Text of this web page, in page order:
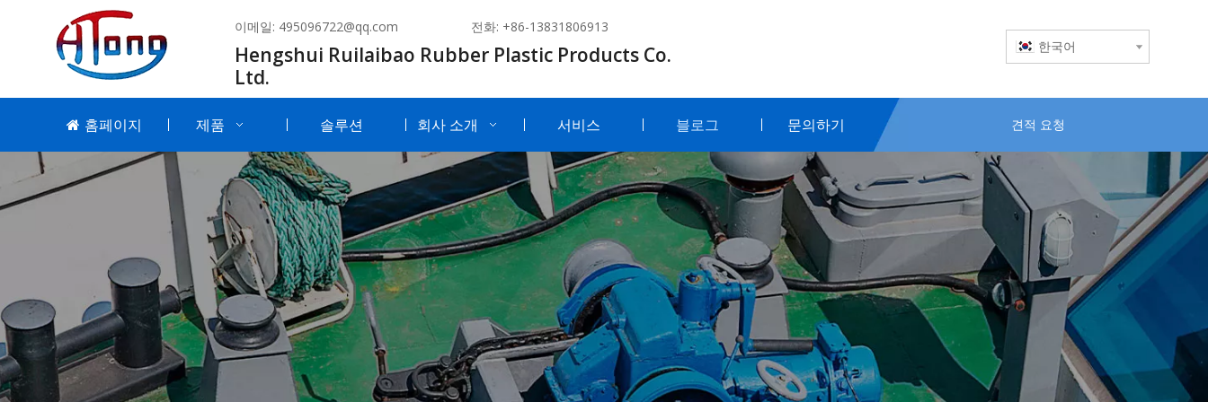
이메일: 495096722@qq.com 전화: +86-13831806913
Hengshui Ruilaibao Rubber Plastic Products Co.
Ltd.
한국어
홈페이지 제품 솔루션 회사 소개 서비스 블로그 문의하기 견적 요청